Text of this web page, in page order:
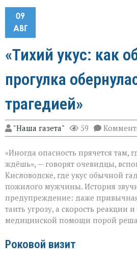
09
АВГ
«Тихий укус: как
прогулка
трагедией»
"Наша газета" 59
«Иногда опасность прячется там,
ждёшь», — говорят очевидцы,
Кисловодске, где укус обычной
пожилого мужчины. История
предупреждение: даже
таить угрозу, а скорость реакции
медицинской помощи порой
Роковой визит